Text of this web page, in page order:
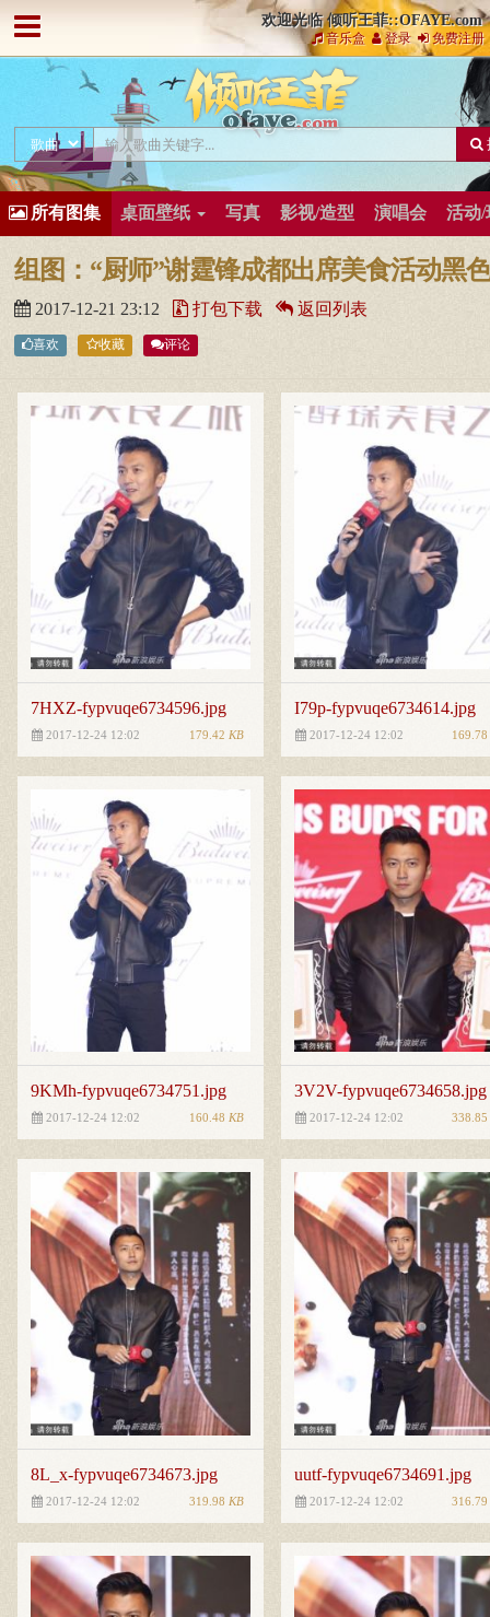
欢迎光临 倾听王菲::OFAYE.com
音乐盒 登录 免费注册
所有图集 桌面壁纸 写真 影视/造型 演唱会 活动/
2017-12-21 23:12 打包下载 返回列表
喜欢 收藏 评论
7HXZ-fypvuqe6734596.jpg
2017-12-24 12:02 179.42 KB
I79p-fypvuqe6734614.jpg
2017-12-24 12:02 169.78
9KMh-fypvuqe6734751.jpg
2017-12-24 12:02 160.48 KB
3V2V-fypvuqe6734658.jpg
2017-12-24 12:02 338.85
8L_x-fypvuqe6734673.jpg
2017-12-24 12:02 319.98 KB
uutf-fypvuqe6734691.jpg
2017-12-24 12:02 316.79